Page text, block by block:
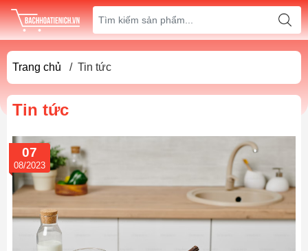
Trang chủ / Tin tức
Tin tức
07
08/2023